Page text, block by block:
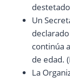
Un
continúa
de edad.
La